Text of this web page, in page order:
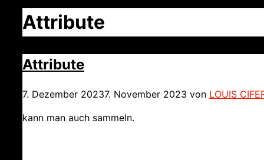
Attribute
Attribute
7. Dezember 20237. November 2023 von LOUIS
kann man auch sammeln.